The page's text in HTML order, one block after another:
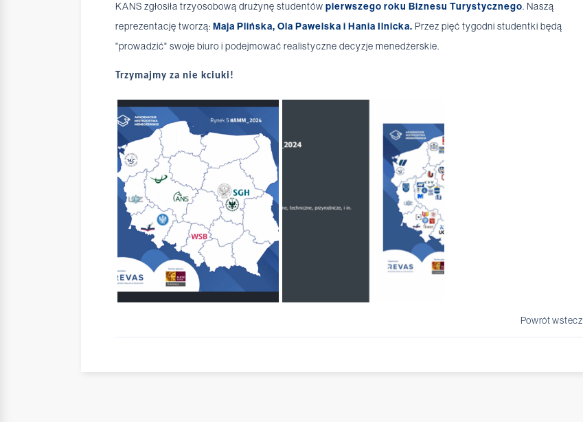
KANS zgłosiła trzyosobową drużynę studentów pierwszego roku Biznesu Turystycznego. Naszą
reprezentację tworzą: Maja Plińska, Ola Pawelska i Hania Ilnicka. Przez pięć tygodni studentki będą
"prowadzić" swoje biuro i podejmować realistyczne decyzje menedżerskie.
Trzymajmy za nie kciuki!
Powrót wstecz